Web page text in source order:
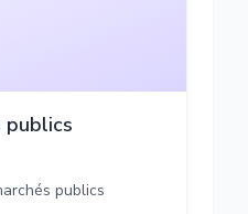
publics
publics